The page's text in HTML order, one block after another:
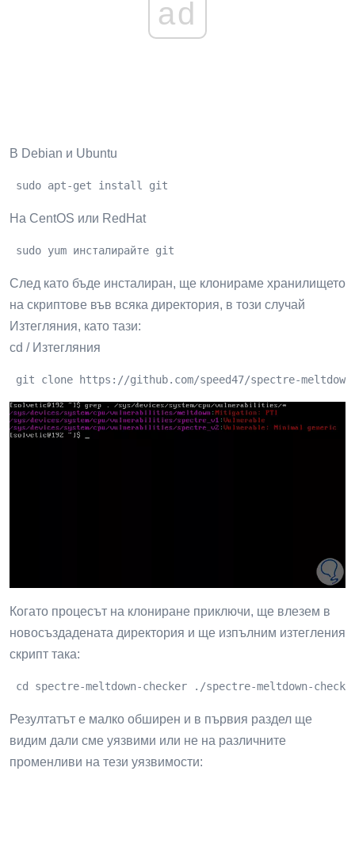
ad
В Debian и Ubuntu
sudo apt-get install git
На CentOS или RedHat
sudo yum инсталирайте git
След като бъде инсталиран, ще клонираме хранилището
на скриптове във всяка директория, в този случай
Изтегляния, като тази:
cd / Изтегляния
git clone https://github.com/speed47/spectre-
Когато процесът на клониране приключи, ще влезем в
новосъздадената директория и ще изпълним изтегления
скрипт така:
cd spectre-meltdown-checker ./spectre-meltdown-
Резултатът е малко обширен и в първия раздел ще
видим дали сме уязвими или не на различните
променливи на тези уязвимости: